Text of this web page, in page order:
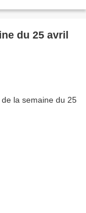
du 25 avril